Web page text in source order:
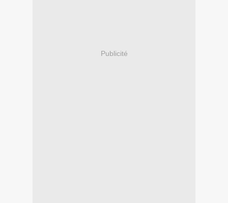
Publicité